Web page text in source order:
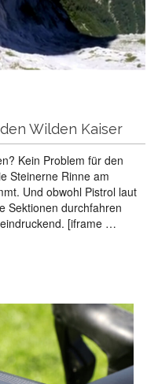
Wilden Kaiser
Kein Problem für den
Steinerne Rinne am
Und obwohl Pistrol laut
Sektionen durchfahren
[iframe …